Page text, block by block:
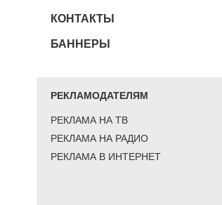
КОНТАКТЫ
БАННЕРЫ
РЕКЛАМОДАТЕЛЯМ
РЕКЛАМА НА ТВ
РЕКЛАМА НА РАДИО
РЕКЛАМА В ИНТЕРНЕТ